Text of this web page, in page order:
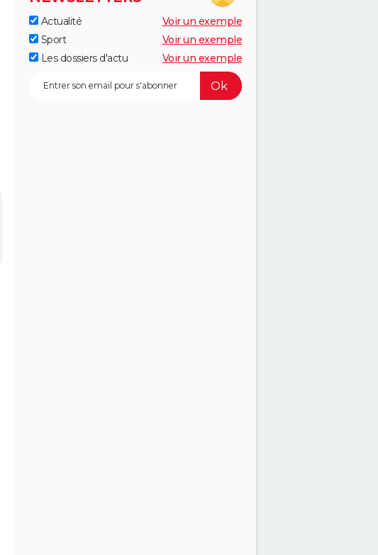
Actualité
Voir un exemple
Sport
Voir un exemple
Les dossiers d'actu
Voir un exemple